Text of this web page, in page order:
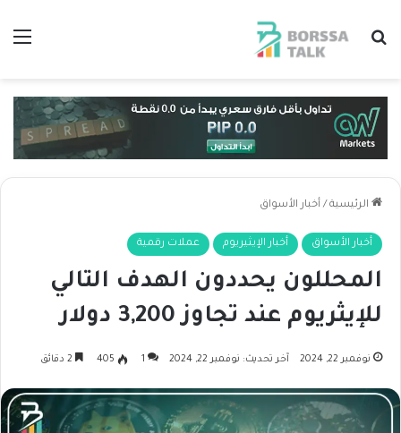
بحث عن
الرئيسية / أخبار الأسواق
أخبار الأسواق أخبار الإيثيريوم عملات رقمية
المحللون يحددون الهدف التالي
للإيثريوم عند تجاوز 3,200 دولار
نوفمبر 22, 2024 آخر تحديث: نوفمبر 22, 2024 1
405